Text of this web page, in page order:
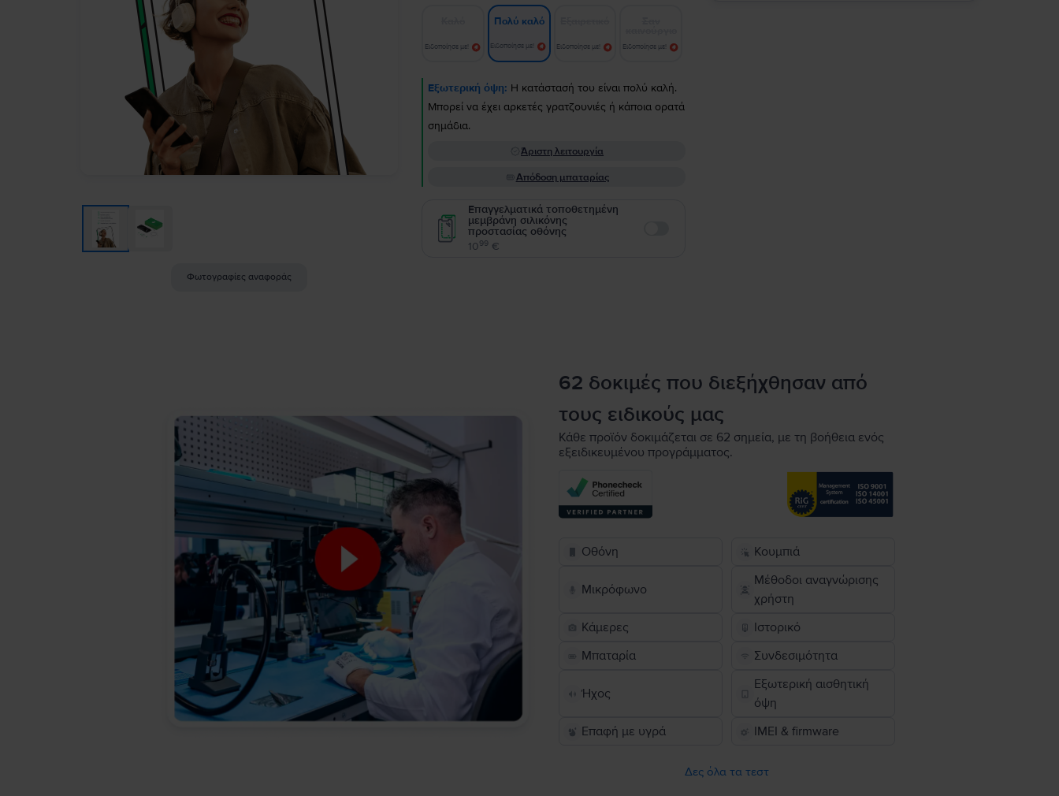
Φωτογραφίες αναφοράς
Ειδοποίησε με!
Πολύ καλό
Ειδοποίησε με! Ειδοποίησε με! Ειδοποίησε με!
Εξωτερική όψη: Η κατάστασή του είναι πολύ καλή.
Μπορεί να έχει αρκετές γρατζουνιές ή κάποια ορατά
σημάδια.
Άριστη λειτουργία
Απόδοση μπαταρίας
Επαγγελματικά τοποθετημένη
μεμβράνη σιλικόνης
προστασίας οθόνης
1099 €
62 δοκιμές που διεξήχθησαν από
τους ειδικούς μας
Κάθε προϊόν δοκιμάζεται σε 62 σημεία, με τη βοήθεια ενός
εξειδικευμένου προγράμματος.
Οθόνη Κουμπιά
Μικρόφωνο
Μέθοδοι αναγνώρισης
χρήστη
Κάμερες
Ιστορικό
Μπαταρία
Συνδεσιμότητα
Ήχος
Εξωτερική αισθητική
όψη
Επαφή με υγρά
IMEI & firmware
Δες όλα τα τεστ